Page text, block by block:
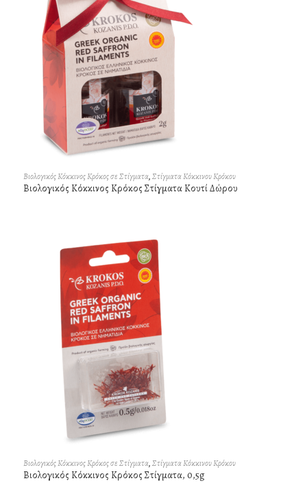
Βιολογικός Κόκκινος Κρόκος σε Στίγματα,Στίγματα Κόκκινου Κρόκου
Βιολογικός Κόκκινος Κρόκος Στίγματα Κουτί Δώρου
Βιολογικός Κόκκινος Κρόκος σε Στίγματα,Στίγματα Κόκκινου Κρόκου
Βιολογικός Κόκκινος Κρόκος Στίγματα, 0,5g